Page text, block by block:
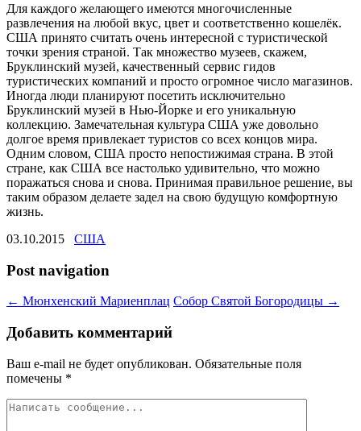
Для каждого желающего имеются многочисленные
развлечения на любой вкус, цвет и соответственно кошелёк.
США принято считать очень интересной с туристической
точки зрения страной. Так множество музеев, скажем,
Бруклинский музей, качественный сервис гидов
туристических компаний и просто огромное число магазинов.
Иногда люди планируют посетить исключительно
Бруклинский музей в Нью-Йорке и его уникальную
коллекцию. Замечательная культура США уже довольно
долгое время привлекает туристов со всех концов мира.
Одним словом, США просто непостижимая страна. В этой
стране, как США все настолько удивительно, что можно
поражаться снова и снова. Принимая правильное решение, вы
таким образом делаете задел на свою будущую комфортную
жизнь.
03.10.2015 США
Post navigation
← Мюнхенский Мариенплац Собор Святой Богородицы →
Добавить комментарий
Ваш e-mail не будет опубликован. Обязательные поля
помечены *